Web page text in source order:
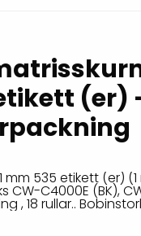
Computers
tablets
(er)
mm 535 etikett (er)
C4000E (BK),
, 18 rullar..